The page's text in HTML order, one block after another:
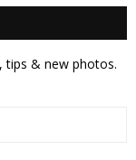
tips & new photos.